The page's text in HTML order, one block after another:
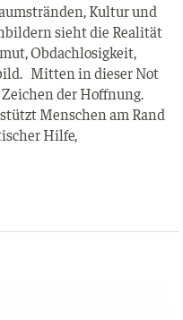
Kul­tur und
sieht die Rea­li­tät
Obdach­lo­sig­keit,
Mit­ten in die­ser Not
der Hoff­nung.
Men­schen am Rand
Hilfe,